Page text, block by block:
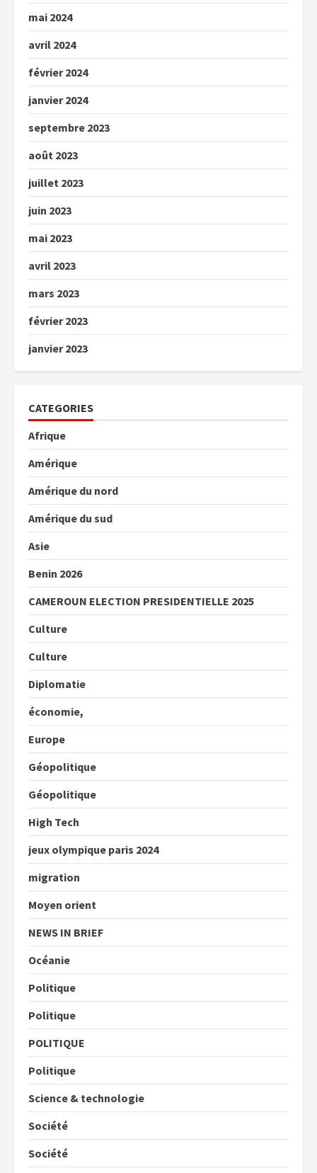
mai 2024
avril 2024
février 2024
janvier 2024
septembre 2023
août 2023
juillet 2023
juin 2023
mai 2023
avril 2023
mars 2023
février 2023
janvier 2023
CATEGORIES
Afrique
Amérique
Amérique du nord
Amérique du sud
Asie
Benin 2026
CAMEROUN ELECTION PRESIDENTIELLE 2025
Culture
Culture
Diplomatie
économie,
Europe
Géopolitique
Géopolitique
High Tech
jeux olympique paris 2024
migration
Moyen orient
NEWS IN BRIEF
Océanie
Politique
Politique
POLITIQUE
Politique
Science & technologie
Société
Société